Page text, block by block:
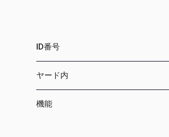
ID番号
ヤード内
機能